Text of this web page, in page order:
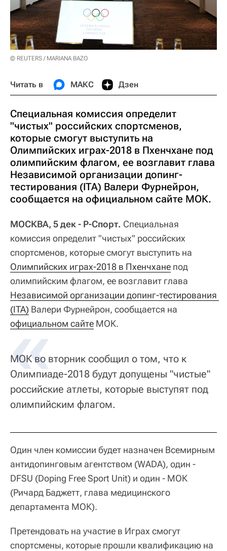
© REUTERS / MARIANA BAZO
Читать в МАКС Дзен
Специальная комиссия определит
"чистых" российских спортсменов,
которые смогут выступить на
Олимпийских играх-2018 в Пхенчхане под
олимпийским флагом, ее возглавит глава
Независимой организации допинг-
тестирования (ITA) Валери Фурнейрон,
сообщается на официальном сайте МОК.
МОСКВА, 5 дек - Р-Спорт. Специальная
комиссия определит "чистых" российских
спортсменов, которые смогут выступить на
Олимпийских играх-2018 в Пхенчхане под
олимпийским флагом, ее возглавит глава
Независимой организации допинг-тестирования
(ITA) Валери Фурнейрон, сообщается на
официальном сайте МОК.
МОК во вторник сообщил о том, что к
Олимпиаде-2018 будут допущены "чистые"
российские атлеты, которые выступят под
олимпийским флагом.
Один член комиссии будет назначен Всемирным
антидопинговым агентством (WADA), один -
DFSU (Doping Free Sport Unit) и один - МОК
(Ричард Баджетт, глава медицинского
департамента МОК).
Претендовать на участие в Играх смогут
спортсмены, которые прошли квалификацию на